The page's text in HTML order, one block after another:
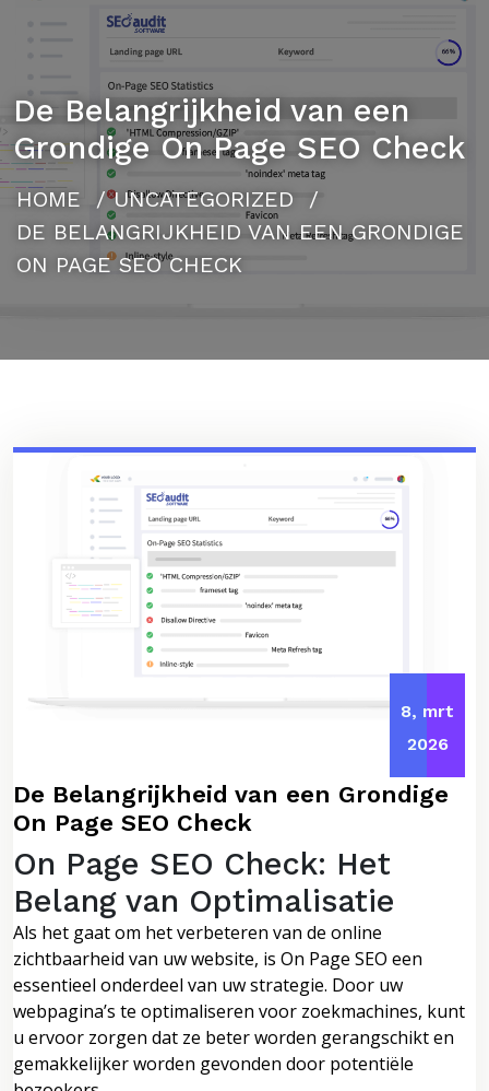
De Belangrijkheid van een
Grondige On Page SEO Check
HOME /UNCATEGORIZED /
DE BELANGRIJKHEID VAN EEN GRONDIGE
ON PAGE SEO CHECK
8, mrt
2026
De Belangrijkheid van een Grondige
On Page SEO Check
On Page SEO Check: Het
Belang van Optimalisatie
Als het gaat om het verbeteren van de online
zichtbaarheid van uw website, is On Page SEO een
essentieel onderdeel van uw strategie. Door uw
webpagina’s te optimaliseren voor zoekmachines, kunt
u ervoor zorgen dat ze beter worden gerangschikt en
gemakkelijker worden gevonden door potentiële